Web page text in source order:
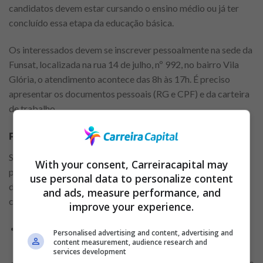
candidatos devem estar cursando o ensino médio ou já ter
concluído essa etapa da educação básica.
Os interessados devem se inscrever pessoalmente na sede da
Funsat, localizada na rua 14 de julho, nº 992, no bairro Vila
Glória, o atendimento acontece das 8h às 17h. É preciso
apresentar os documentos pessoais (RG e CPF) e da carteira
de trabalho.
Programa Jovem Aprendiz
Se você está se perguntando se é vantajoso participar do
programa, a resposta é sim, é bastante vantajoso, pois, a Lei
da Aprendizagem garante aos aprendizes inúmeros direitos,
como:
Curso preparatório para as funções que serão
desempenhadas dentro da empresa;
With your consent, Carreiracapital may
use personal data to personalize content
and ads, measure performance, and
improve your experience.
Personalised advertising and content, advertising and
content measurement, audience research and
services development